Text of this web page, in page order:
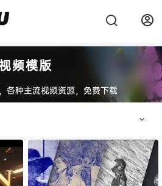
频模版
各种主流视频资源，免费下载